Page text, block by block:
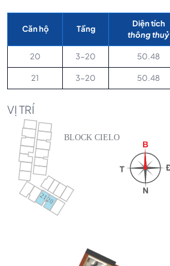
Căn hộ Tầng
Diện tích
thông thuỷ
20 3-20 50.48
21 3-20 50.48
VỊ TRÍ